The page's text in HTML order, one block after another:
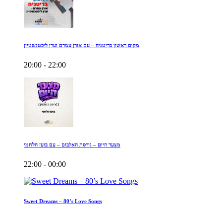
מקום ראשון בריטניה – עם אורן עמרם וערן ליכטנשטיין
20:00 - 22:00
מצעד היום – גירסת האלבום – עם בועז הלחמי
22:00 - 00:00
Sweet Dreams – 80’s Love Songs